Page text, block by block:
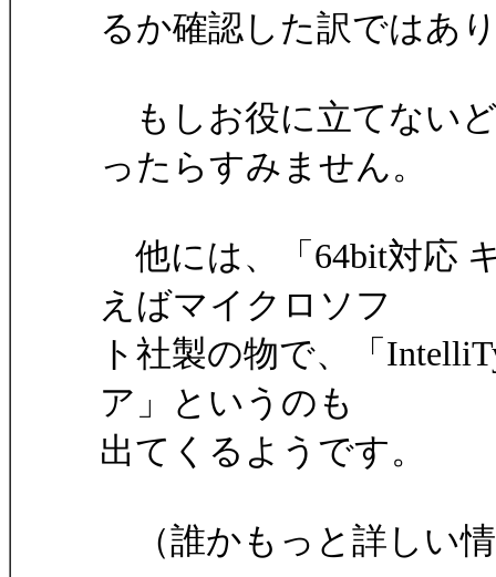
るか確認した訳ではあ
もしお役に立てない
ったらすみません。
他には、「64bit対応
えばマイクロソフ
ト社製の物で、「
ア」というのも
出てくるようです。
（誰かもっと詳しい